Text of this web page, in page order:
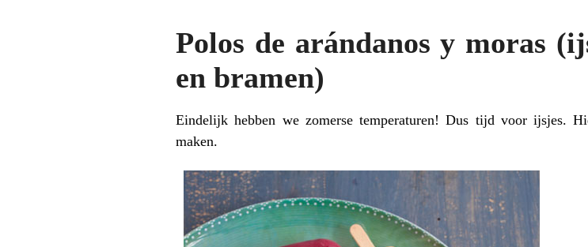
Polos de arándanos y moras
en bramen)
Eindelijk hebben we zomerse temperaturen! Dus tijd voor ijsjes.
maken.